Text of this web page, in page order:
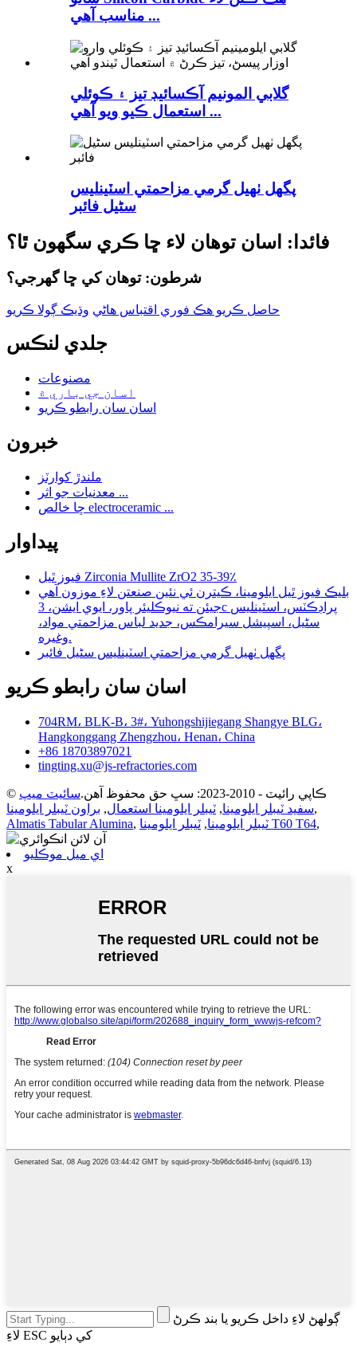
مناسب آهي ...
گلابي المونيم آڪسائيڊ تيز ۽ ڪوئلي
استعمال ڪيو ويو آهي ...
پگھل ٺهيل گرمي مزاحمتي اسٽينلیس
سٹیل فائبر
فائدا: اسان توهان لاء ڇا ڪري سگهون ٿا؟
شرطون: توهان کي ڇا گهرجي؟
حاصل ڪريو هڪ فوري اقتباس هاڻي وڌيڪ ڳولا ڪريو
جلدي لنڪس
مصنوعات
اسان جي باري ۾
اسان سان رابطو ڪريو
خبرون
ملندڙ کوارٽز
معدنيات جو اثر ...
ڇا خالص electroceramic ...
پيداوار
فيوز ٿيل Zirconia Mullite ZrO2 35-39٪
بليڪ فيوز ٿيل ايلومينا، ڪيترن ئي نئين صنعتن لاءِ موزون آهي
جيئن ته نيوڪليئر پاور، ايوي ايشن، 3c پراڊڪٽس، اسٽينلیس
سٹیل، اسپيشل سيرامڪس، جديد لباس مزاحمتي مواد،
وغيره.
پگھل ٺهيل گرمي مزاحمتي اسٽينلیس سٹیل فائبر
اسان سان رابطو ڪريو
704RM، BLK-B، 3#، Yuhongshijiegang Shangye BLG،
Hangkonggang Zhengzhou، Henan، China
+86 18703897021
tingting.xu@js-refractories.com
© ڪاپي رائيٽ - 2010-2023: سڀ حق محفوظ آهن.
سائيٽ ميپ
سفيد ٽيبلر ايلومينا, ٽيبلر ايلومينا استعمال, براون ٽيبلر ايلومينا
,
Almatis Tabular Alumina, ٽيبلر ايلومينا, ٽيبلر ايلومينا T60 T64,
اي ميل موڪليو
x
ڳولهڻ لاءِ داخل ڪريو يا بند ڪرڻ
لاءِ ESC کي دٻايو